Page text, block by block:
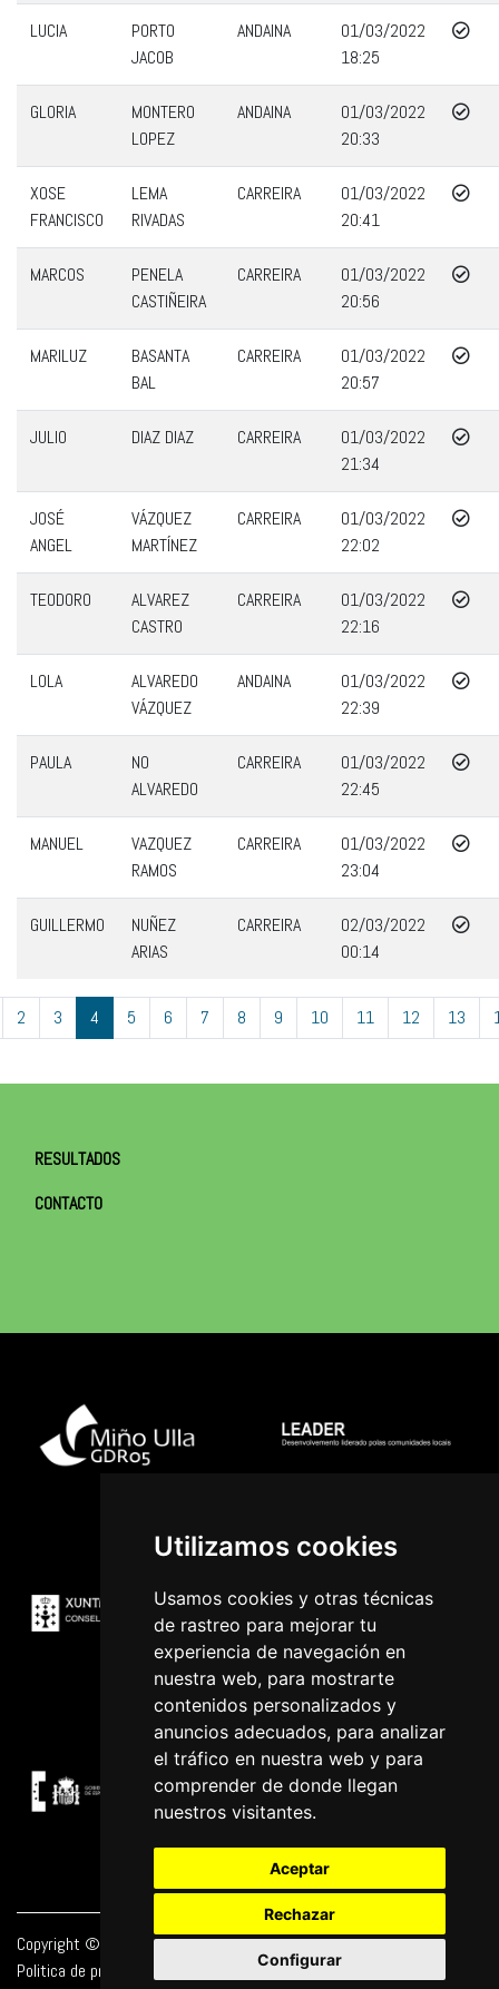
Utilizamos cookies
Usamos cookies y otras técnicas
de rastreo para mejorar tu
experiencia de navegación en
nuestra web, para mostrarte
contenidos personalizados y
anuncios adecuados, para analizar
el tráfico en nuestra web y para
comprender de donde llegan
nuestros visitantes.
Aceptar
Rechazar
Configurar
LUCIA
PORTO
JACOB
ANDAINA
01/03/2022
18:25
GLORIA
MONTERO
LOPEZ
ANDAINA
01/03/2022
20:33
XOSE
FRANCISCO
LEMA
RIVADAS
CARREIRA
01/03/2022
20:41
MARCOS
PENELA
CASTIÑEIRA
CARREIRA
01/03/2022
20:56
MARILUZ
BASANTA
BAL
CARREIRA
01/03/2022
20:57
JULIO DIAZ DIAZ CARREIRA
01/03/2022
21:34
JOSÉ
ANGEL
VÁZQUEZ
MARTÍNEZ
CARREIRA
01/03/2022
22:02
TEODORO
ALVAREZ
CASTRO
CARREIRA
01/03/2022
22:16
LOLA
ALVAREDO
VÁZQUEZ
ANDAINA
01/03/2022
22:39
PAULA
NO
ALVAREDO
CARREIRA
01/03/2022
22:45
MANUEL
VAZQUEZ
RAMOS
CARREIRA
01/03/2022
23:04
GUILLERMO
NUÑEZ
ARIAS
CARREIRA
02/03/2022
00:14
2 3 4 5 6 7 8 9 10 11 12 13
RESULTADOS
CONTACTO
Copyright © 2026 | Powered byCCNorte Desarrollo|Nota legal|
Politica de privacidade